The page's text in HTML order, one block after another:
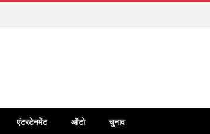
एंटरटेनमेंट ऑटो चुनाव